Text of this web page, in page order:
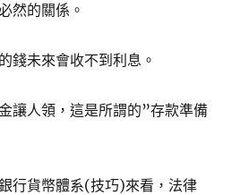
然的關係。
錢未來會收不到利息。
讓人領，這是所謂的”存款準備
行貨幣體系(技巧)來看，法律